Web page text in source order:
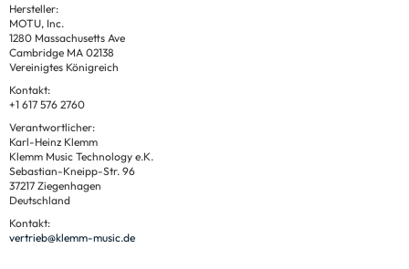
Hersteller:
MOTU, Inc.
1280 Massachusetts Ave
Cambridge MA 02138
Vereinigtes Königreich
Kontakt:
+1 617 576 2760
Verantwortlicher:
Karl-Heinz Klemm
Klemm Music Technology e.K.
Sebastian-Kneipp-Str. 96
37217 Ziegenhagen
Deutschland
Kontakt:
vertrieb@klemm-music.de